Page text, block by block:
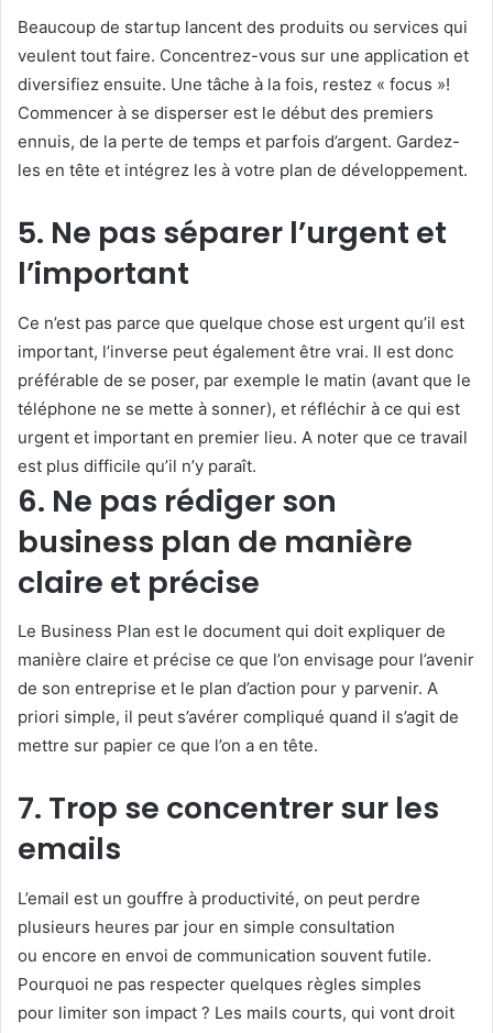
Beaucoup de startup lancent des produits ou services qui
veulent tout faire. Concentrez-vous sur une application et
diversifiez ensuite. Une tâche à la fois, restez « focus »!
Commencer à se disperser est le début des premiers
ennuis, de la perte de temps et parfois d’argent. Gardez-
les en tête et intégrez les à votre plan de développement.
5. Ne pas séparer l’urgent et
l’important
Ce n’est pas parce que quelque chose est urgent qu’il est
important, l’inverse peut également être vrai. Il est donc
préférable de se poser, par exemple le matin (avant que le
téléphone ne se mette à sonner), et réfléchir à ce qui est
urgent et important en premier lieu. A noter que ce travail
est plus difficile qu’il n’y paraît.
6. Ne pas rédiger son
business plan de manière
claire et précise
Le Business Plan est le document qui doit expliquer de
manière claire et précise ce que l’on envisage pour l’avenir
de son entreprise et le plan d’action pour y parvenir. A
priori simple, il peut s’avérer compliqué quand il s’agit de
mettre sur papier ce que l’on a en tête.
7. Trop se concentrer sur les
emails
L’email est un gouffre à productivité, on peut perdre
plusieurs heures par jour en simple consultation
ou encore en envoi de communication souvent futile.
Pourquoi ne pas respecter quelques règles simples
pour limiter son impact ? Les mails courts, qui vont droit